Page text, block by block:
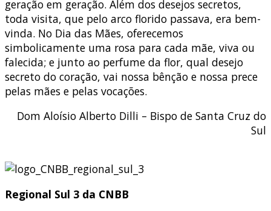
geração em geração. Além dos desejos secretos,
toda visita, que pelo arco florido passava, era bem-
vinda. No Dia das Mães, oferecemos
simbolicamente uma rosa para cada mãe, viva ou
falecida; e junto ao perfume da flor, qual desejo
secreto do coração, vai nossa bênção e nossa prece
pelas mães e pelas vocações.
Dom Aloísio Alberto Dilli – Bispo de Santa Cruz do
Sul
Regional Sul 3 da CNBB